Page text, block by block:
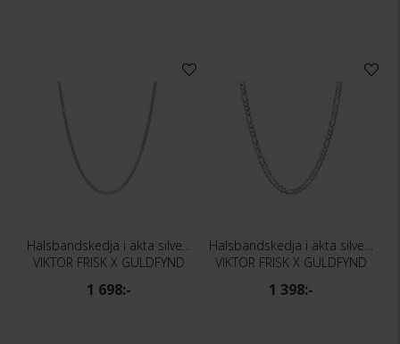
Halsbandskedja i äkta silver 55cm
VIKTOR FRISK X GULDFYND
1 698:-
Halsbandskedja i äkta silver 55cm
VIKTOR FRISK X GULDFYND
1 398:-